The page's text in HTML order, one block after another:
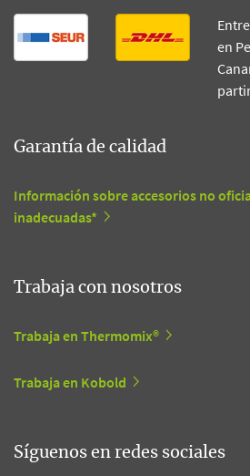
en
Garantía de calidad
Información sobre accesorios no
inadecuadas*
Trabaja con nosotros
Trabaja en Thermomix®
Trabaja en Kobold
Síguenos en redes sociales